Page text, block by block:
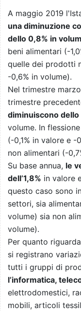
A maggio 2019
una diminuzione
dello 0,8% in
beni alimentari (-
quelle dei prodotti
-0,6% in volume).
Nel trimestre
trimestre
diminuiscono dello
volume. In
(-0,1% in valore e -
non alimentari (-
Su base annua, le
dell’1,8% in valore
questo caso sono
settori, sia
volume) sia non
volume).
Per quanto
si registrano
tutti i gruppi di
l’informatica,
elettrodomestici,
mobili, articoli